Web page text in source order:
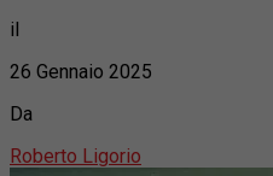
il
26 Gennaio 2025
Da
Roberto Ligorio